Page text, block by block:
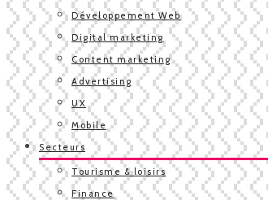
Développement Web
Digital marketing
Content marketing
Advertising
UX
Mobile
Secteurs
Tourisme & loisirs
Finance